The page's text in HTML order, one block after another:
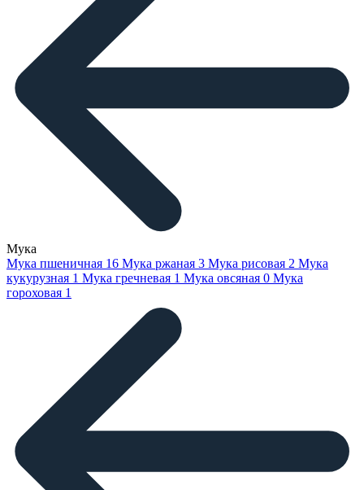
Мука
Мука пшеничная 16 Мука ржаная 3 Мука рисовая 2 Мука
кукурузная 1 Мука гречневая 1 Мука овсяная 0 Мука
гороховая 1